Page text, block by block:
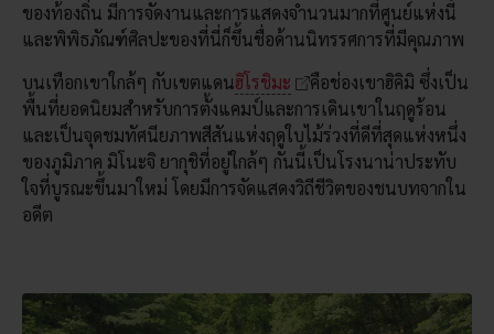
ของท้องถิ่น มีการจัดงานและการแสดงจำนวนมากที่ศูนย์แห่งนี้
และพิพิธภัณฑ์ศิลปะของที่นี่ก็ขึ้นชื่อด้านนิทรรศการที่มีคุณภาพ
บนเทือกเขาใกล้ๆ กับเขตแดนฮิโรชิมะ
คือช่องเขาฮิคิมิ ซึ่งเป็น
พื้นที่ยอดนิยมสำหรับการตั้งแคมป์และการเดินเขาในฤดูร้อน
และเป็นจุดชมทัศนียภาพสีสันแห่งฤดูใบไม้ร่วงที่ดีที่สุดแห่งหนึ่ง
ของภูมิภาค มิโนะจิ ยากุชิที่อยู่ใกล้ๆ กันนี้เป็นโรงนาน่าประทับ
ใจที่บูรณะขึ้นมาใหม่ โดยมีการจัดแสดงวิถีชีวิตของชนบทจากใน
อดีต